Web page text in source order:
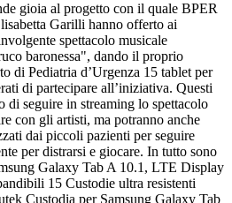
gioia al progetto con il quale BPER
Garilli hanno offerto ai
spettacolo musicale
baronessa", dando il proprio
di Pediatria d’Urgenza 15 tablet per
di partecipare all’iniziativa. Questi
di seguire in streaming lo spettacolo
con gli artisti, ma potranno anche
dai piccoli pazienti per seguire
per distrarsi e giocare. In tutto sono
Galaxy Tab A 10.1, LTE Display
15 Custodie ultra resistenti
Custodia per Samsung Galaxy Tab